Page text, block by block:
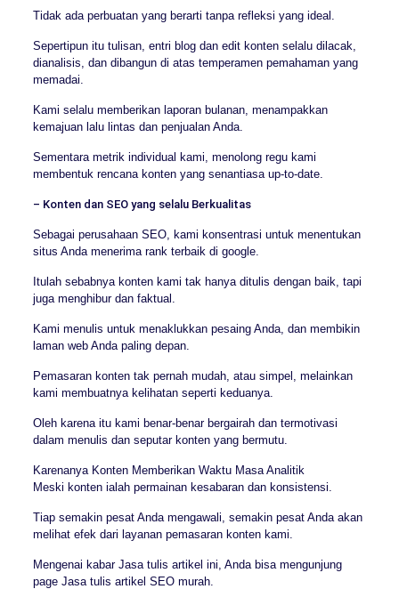
Tidak ada perbuatan yang berarti tanpa refleksi yang ideal.
Sepertipun itu tulisan, entri blog dan edit konten selalu dilacak,
dianalisis, dan dibangun di atas temperamen pemahaman yang
memadai.
Kami selalu memberikan laporan bulanan, menampakkan
kemajuan lalu lintas dan penjualan Anda.
Sementara metrik individual kami, menolong regu kami
membentuk rencana konten yang senantiasa up-to-date.
– Konten dan SEO yang selalu Berkualitas
Sebagai perusahaan SEO, kami konsentrasi untuk menentukan
situs Anda menerima rank terbaik di google.
Itulah sebabnya konten kami tak hanya ditulis dengan baik, tapi
juga menghibur dan faktual.
Kami menulis untuk menaklukkan pesaing Anda, dan membikin
laman web Anda paling depan.
Pemasaran konten tak pernah mudah, atau simpel, melainkan
kami membuatnya kelihatan seperti keduanya.
Oleh karena itu kami benar-benar bergairah dan termotivasi
dalam menulis dan seputar konten yang bermutu.
Karenanya Konten Memberikan Waktu Masa Analitik
Meski konten ialah permainan kesabaran dan konsistensi.
Tiap semakin pesat Anda mengawali, semakin pesat Anda akan
melihat efek dari layanan pemasaran konten kami.
Mengenai kabar Jasa tulis artikel ini, Anda bisa mengunjung
page Jasa tulis artikel SEO murah.